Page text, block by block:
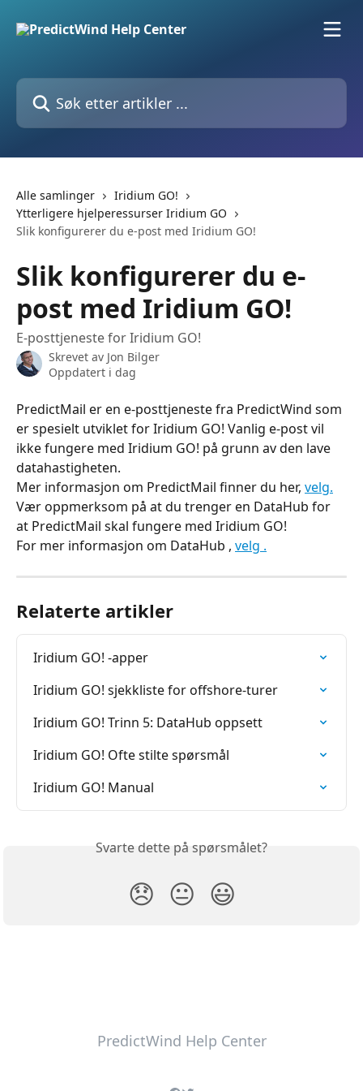
Søk etter artikler ...
Alle samlinger
Iridium GO!
Ytterligere hjelperessurser Iridium GO
Slik konfigurerer du e-post med Iridium GO!
Slik konfigurerer du e-
post med Iridium GO!
E-posttjeneste for Iridium GO!
Skrevet av Jon Bilger
Oppdatert i dag
PredictMail er en e-posttjeneste fra PredictWind som
er spesielt utviklet for Iridium GO! Vanlig e-post vil
ikke fungere med Iridium GO! på grunn av den lave
datahastigheten.
Mer informasjon om PredictMail finner du her, velg.
Vær oppmerksom på at du trenger en DataHub for
at PredictMail skal fungere med Iridium GO!
For mer informasjon om DataHub , velg .
Relaterte artikler
Iridium GO! -apper
Iridium GO! sjekkliste for offshore-turer
Iridium GO! Trinn 5: DataHub oppsett
Iridium GO! Ofte stilte spørsmål
Iridium GO! Manual
Svarte dette på spørsmålet?
😞 😐 😃
PredictWind Help Center